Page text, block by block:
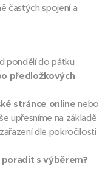
častých spojení a
pondělí do pátku
předložkových
stránce online nebo
upřesníme na základě
dle pokročilosti
s výběrem?